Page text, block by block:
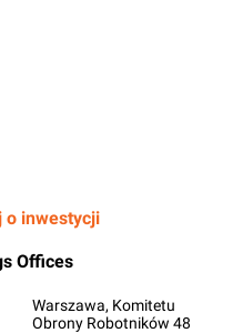
o inwestycji
Offices
Warszawa, Komitetu
Obrony Robotników 48